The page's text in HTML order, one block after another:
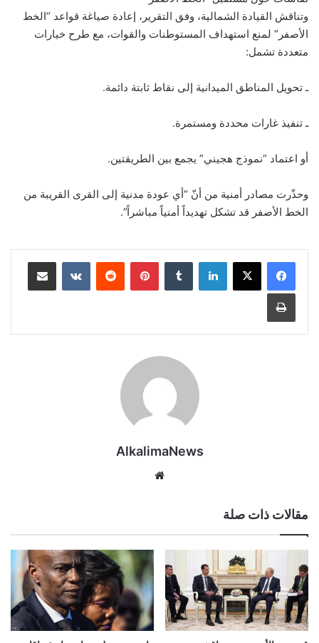
وتناقش القيادة الشمالية، وفق التقرير، إعادة صياغة قواعد “الخط
الأصفر” لمنع استهداف المستوطنات والقوات، مع طرح خيارات
متعددة تشمل:
ـ تحويل المناطق الميدانية إلى نقاط ثابتة دائمة.
ـ تنفيذ غارات محددة ومستمرة.
أو اعتماد “نموذج هجيني” يجمع بين الطريقتين.
وحذّرت مصادر أمنية من أنّ “أي عودة مدنية إلى القرى القريبة من
الخط الأصفر قد تشكل تهديداً أمنياً مباشراً”.
لينكدإن بينتيريست
AlkalimaNews
مقالات ذات صلة